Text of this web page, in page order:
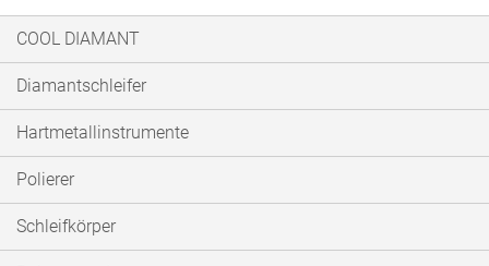
COOL DIAMANT
Diamantschleifer
Hartmetallinstrumente
Polierer
Schleifkörper